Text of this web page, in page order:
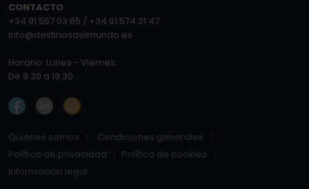
CONTACTO
+34 91 557 03 65 / +34 91 574 31 47
info@destinosdelmundo.es
Horario: Lunes - Viernes:
De 9:30 a 19:30
Quiénes somos
Condiciones generales
Política de privacidad
Política de cookies
Información legal